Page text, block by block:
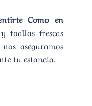
Como en
toallas frescas
aseguramos
tu estancia.